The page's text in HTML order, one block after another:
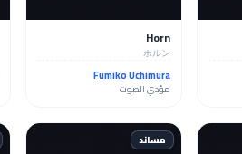
Horn
ホルン
Fumiko Uchimura
مؤدي الصوت
مساند